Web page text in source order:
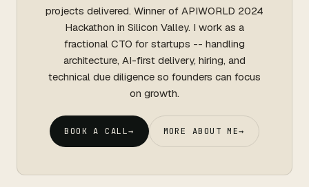
projects delivered. Winner of APIWORLD 2024
Hackathon in Silicon Valley. I work as a
fractional CTO for startups -- handling
architecture, AI-first delivery, hiring, and
technical due diligence so founders can focus
on growth.
BOOK A CALL→ MORE ABOUT ME→